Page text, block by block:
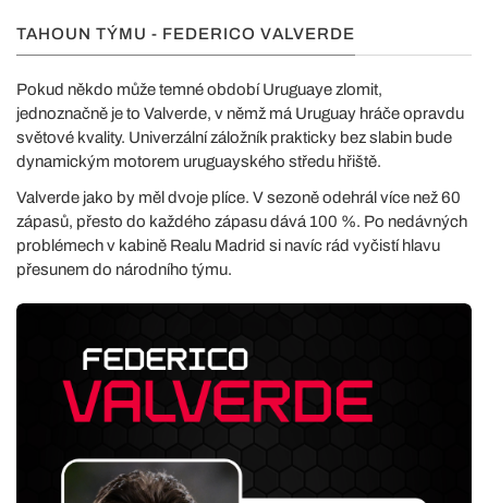
TAHOUN TÝMU - FEDERICO VALVERDE
Pokud někdo může temné období Uruguaye zlomit,
jednoznačně je to Valverde, v němž má Uruguay hráče opravdu
světové kvality. Univerzální záložník prakticky bez slabin bude
dynamickým motorem uruguayského středu hřiště.
Valverde jako by měl dvoje plíce. V sezoně odehrál více než 60
zápasů, přesto do každého zápasu dává 100 %. Po nedávných
problémech v kabině Realu Madrid si navíc rád vyčistí hlavu
přesunem do národního týmu.